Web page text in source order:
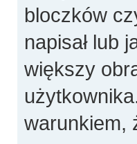
bloczków
napisał lub
większy
warunkiem,